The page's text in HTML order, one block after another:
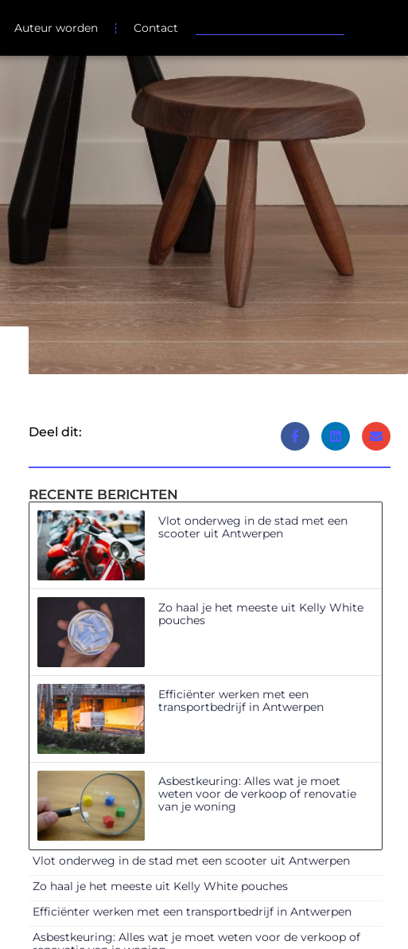
Auteur worden Contact
Deel dit:
RECENTE BERICHTEN
Vlot onderweg in de stad met een
scooter uit Antwerpen
Zo haal je het meeste uit Kelly White
pouches
Efficiënter werken met een
transportbedrijf in Antwerpen
Asbestkeuring: Alles wat je moet
weten voor de verkoop of renovatie
van je woning
Vlot onderweg in de stad met een scooter uit Antwerpen
Zo haal je het meeste uit Kelly White pouches
Efficiënter werken met een transportbedrijf in Antwerpen
Asbestkeuring: Alles wat je moet weten voor de verkoop of